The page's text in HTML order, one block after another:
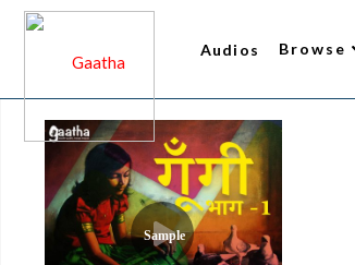
Audios Browse
All Audios 2
Narrator
Trending
Top Rated
New Arrivals
Gaatha’s Choice
Sample